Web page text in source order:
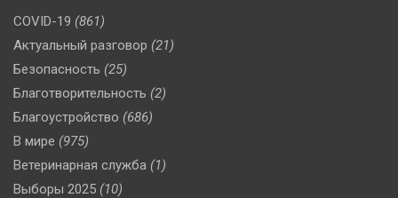
COVID-19 (861)
Актуальный разговор (21)
Безопасность (25)
Благотворительность (2)
Благоустройство (686)
В мире (975)
Ветеринарная служба (1)
Выборы 2025 (10)